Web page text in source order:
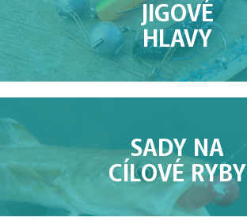
JIGOVÉ
HLAVY
SADY NA
CÍLOVÉ RYBY